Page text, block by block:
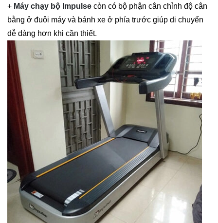
+ Máy chạy bộ Impulse còn có bộ phận cân chỉnh độ cân
bằng ở đuôi máy và bánh xe ở phía trước giúp di chuyển
dễ dàng hơn khi cần thiết.